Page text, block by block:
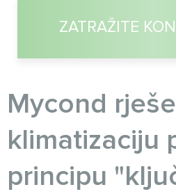
ZATRAŽITE
Myсond
klimatizaciju
principu